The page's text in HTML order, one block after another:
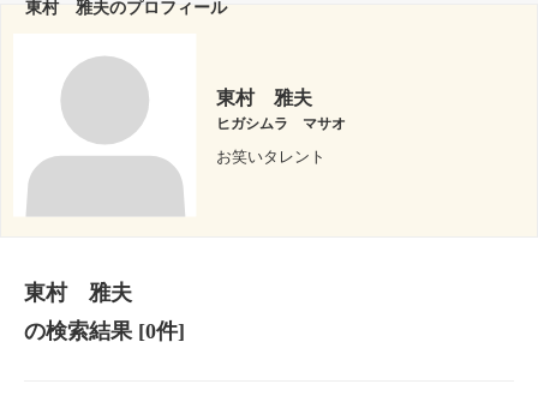
東村 雅夫のプロフィール
東村 雅夫
ヒガシムラ マサオ
お笑いタレント
東村 雅夫
の検索結果[0件]